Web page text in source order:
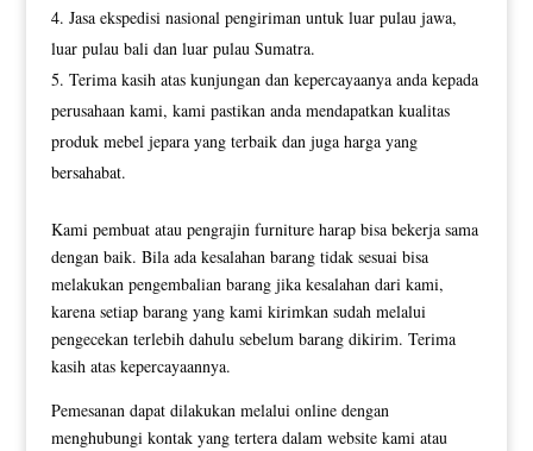
Jasa ekspedisi nasional pengiriman untuk luar pulau jawa,
luar pulau bali dan luar pulau Sumatra.
Terima kasih atas kunjungan dan kepercayaanya anda kepada
perusahaan kami, kami pastikan anda mendapatkan kualitas
produk mebel jepara yang terbaik dan juga harga yang
bersahabat.
Kami pembuat atau pengrajin furniture harap bisa bekerja sama
dengan baik. Bila ada kesalahan barang tidak sesuai bisa
melakukan pengembalian barang jika kesalahan dari kami,
karena setiap barang yang kami kirimkan sudah melalui
pengecekan terlebih dahulu sebelum barang dikirim. Terima
kasih atas kepercayaannya.
Pemesanan dapat dilakukan melalui online dengan
menghubungi kontak yang tertera dalam website kami atau